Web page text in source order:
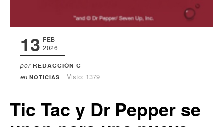
13 FEB
2026
por REDACCIÓN C
en NOTICIAS Visto: 1379
Tic Tac y Dr Pepper se